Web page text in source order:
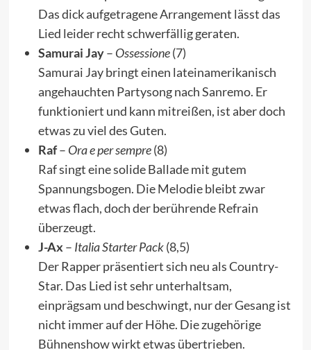
Das dick aufgetragene Arrangement lässt das
Lied leider recht schwerfällig geraten.
Samurai Jay– Ossessione(7)
Samurai Jay bringt einen lateinamerikanisch
angehauchten Partysong nach Sanremo. Er
funktioniert und kann mitreißen, ist aber doch
etwas zu viel des Guten.
Raf– Ora e per sempre(8)
Raf singt eine solide Ballade mit gutem
Spannungsbogen. Die Melodie bleibt zwar
etwas flach, doch der berührende Refrain
überzeugt.
J-Ax – Italia Starter Pack(8,5)
Der Rapper präsentiert sich neu als Country-
Star. Das Lied ist sehr unterhaltsam,
einprägsam und beschwingt, nur der Gesang ist
nicht immer auf der Höhe. Die zugehörige
Bühnenshow wirkt etwas übertrieben.